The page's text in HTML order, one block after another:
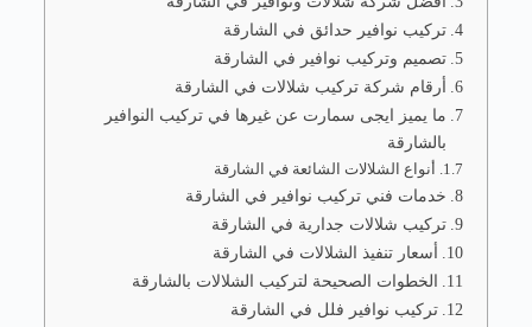
تركيب نوافير حدائق في الشارقة
تصميم وتركيب نوافير في الشارقة
أرقام شركة تركيب شلالات في الشارقة
ما يميز ايجى سمارت عن غيرها في تركيب النوافير
بالشارقة
أنواع الشلالات الشائعة في الشارقة
خدمات فني تركيب نوافير في الشارقة
تركيب شلالات جدارية في الشارقة
أسعار تنفيذ الشلالات في الشارقة
الخطوات الصحيحة لتركيب الشلالات بالشارقة
تركيب نوافير فلل في الشارقة